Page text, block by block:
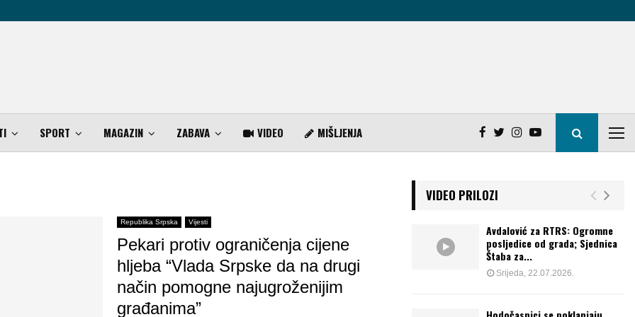
SPORT MAGAZIN ZABAVA VIDEO MIŠLJENJA
Republika Srpska Vijesti
Pekari protiv ograničenja cijene
hljeba “Vlada Srpske da na drugi
način pomogne najugroženijim
građanima”
VIDEO PRILOZI
Avdalović za RTRS: Ogromne
posljedice od grada; Sjednica
Štaba za...
Srijeda, 22.07.2026.